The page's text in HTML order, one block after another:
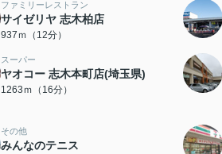
ファミリーレストラン
サイゼリヤ 志木柏店
937ｍ（12分）
スーパー
ヤオコー 志木本町店(埼玉県)
1263ｍ（16分）
その他
みんなのテニス